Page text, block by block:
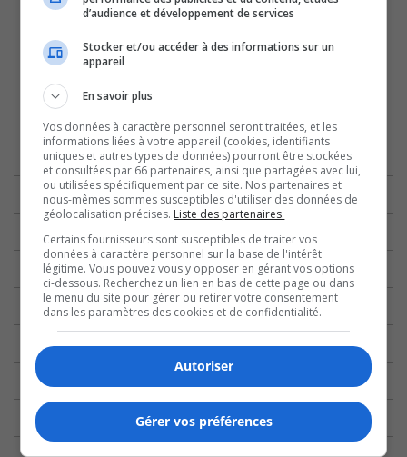
d’audience et développement de services
Stocker et/ou accéder à des informations sur un
appareil
En savoir plus
Vos données à caractère personnel seront traitées, et les
informations liées à votre appareil (cookies, identifiants
uniques et autres types de données) pourront être stockées
et consultées par 66 partenaires, ainsi que partagées avec lui,
ou utilisées spécifiquement par ce site. Nos partenaires et
nous-mêmes sommes susceptibles d'utiliser des données de
géolocalisation précises. Liste des partenaires.
Certains fournisseurs sont susceptibles de traiter vos
données à caractère personnel sur la base de l'intérêt
légitime. Vous pouvez vous y opposer en gérant vos options
ci-dessous. Recherchez un lien en bas de cette page ou dans
le menu du site pour gérer ou retirer votre consentement
dans les paramètres des cookies et de confidentialité.
Autoriser
Gérer vos préférences